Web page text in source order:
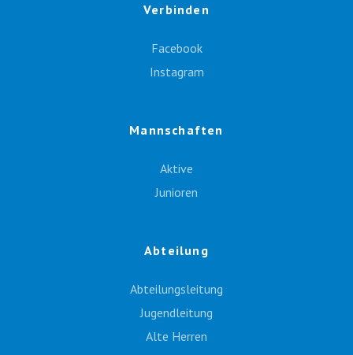
Verbinden
Facebook
Instagram
Mannschaften
Aktive
Junioren
Abteilung
Abteilungsleitung
Jugendleitung
Alte Herren